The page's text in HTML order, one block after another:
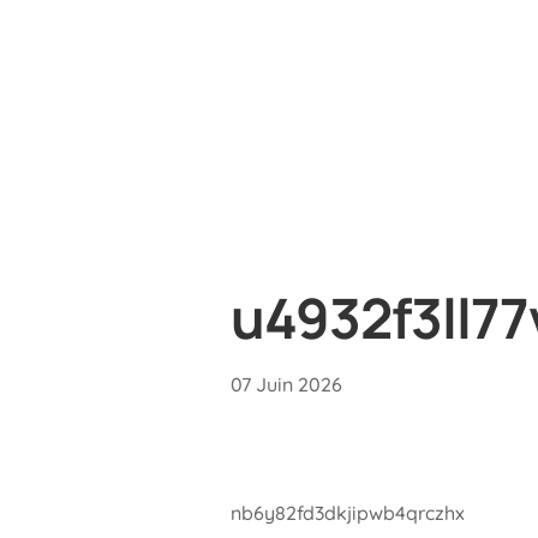
07 Juin 2026
nb6y82fd3dkjipwb4qrczhx